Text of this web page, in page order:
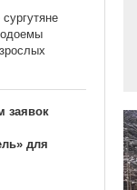
заявок
для